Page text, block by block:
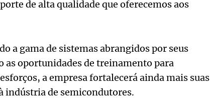
de alta qualidade que oferecemos aos
a gama de sistemas abrangidos por seus
oportunidades de treinamento para
a empresa fortalecerá ainda mais suas
indústria de semicondutores.